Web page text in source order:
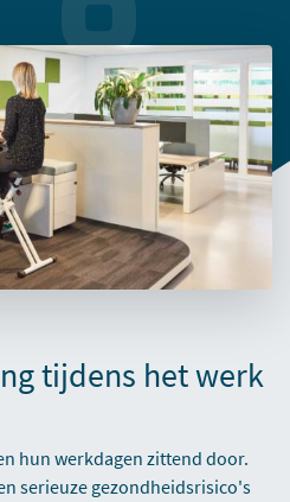
tijdens het werk
hun werkdagen zittend door.
serieuze gezondheidsrisico's